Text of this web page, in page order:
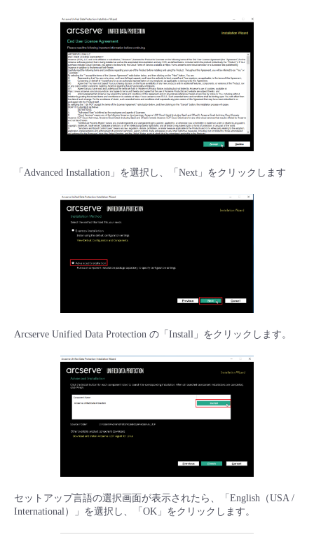
「Advanced Installation」を選択し、「Next」をクリックします
Arcserve Unified Data Protection の「Install」をクリックします。
セットアップ言語の選択画面が表示されたら、「English（USA /
International）」を選択し、「OK」をクリックします。